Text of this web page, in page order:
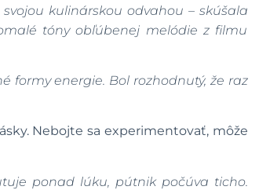
kulinárskou odvahou – skúšala
tóny obľúbenej melódie z filmu
formy energie. Bol rozhodnutý, že raz
Nebojte sa experimentovať, môže
ponad lúku, pútnik počúva ticho.